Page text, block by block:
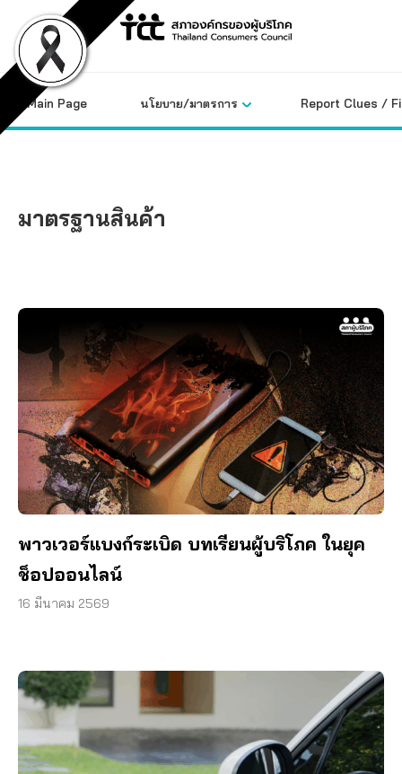
content
Main Page นโยบาย/มาตรการ Report Clues /
มาตรฐานสินค้า
พาวเวอร์แบงก์ระเบิด บทเรียนผู้บริโภค ในยุค
ช็อปออนไลน์
16 มีนาคม 2569